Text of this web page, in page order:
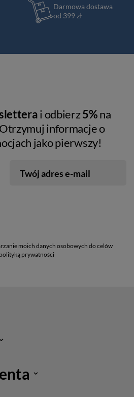
Darmowa dostawa
od 399 zł
i odbierz5%na
informacje o
jako pierwszy!
Twój adres e-mail
moich danych osobowych do celów
prywatności